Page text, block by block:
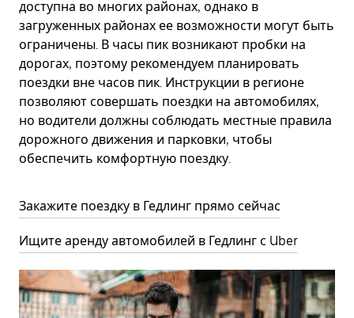
доступна во многих районах, однако в
загруженных районах ее возможности могут быть
ограничены. В часы пик возникают пробки на
дорогах, поэтому рекомендуем планировать
поездки вне часов пик. Инструкции в регионе
позволяют совершать поездки на автомобилях,
но водители должны соблюдать местные правила
дорожного движения и парковки, чтобы
обеспечить комфортную поездку.
Закажите поездку в Гедлинг прямо сейчас
Ищите аренду автомобилей в Гедлинг с Uber